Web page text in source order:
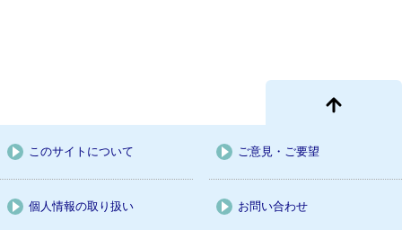
このサイトについて ご意見・ご要望
個人情報の取り扱い お問い合わせ